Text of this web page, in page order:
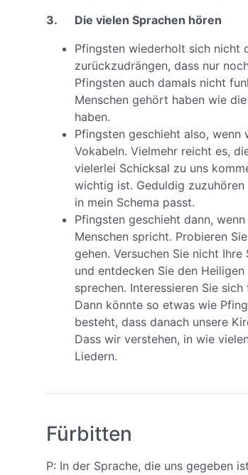
3. Die vielen Sprachen hören
Pfingsten wiederholt sich nicht
zurückzudrängen, dass nur
Pfingsten auch damals nicht
Menschen gehört haben wie
haben.
Pfingsten geschieht also,
Vokabeln. Vielmehr reicht es,
vielerlei Schicksal zu uns
wichtig ist. Geduldig
in mein Schema passt.
Pfingsten geschieht dann,
Menschen spricht. Probieren
gehen. Versuchen Sie nicht
und entdecken Sie den
sprechen. Interessieren Sie
Dann könnte so etwas wie
besteht, dass danach unsere
Dass wir verstehen, in wie
Liedern.
Fürbitten
P: In der Sprache, die uns gegeben